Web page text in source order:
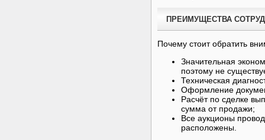
ПРЕИМУЩЕСТВА
Почему стоит обратить
Значительная
поэтому не
Техническая
Оформление
Расчёт по сделке
сумма от продажи;
Все аукционы
расположены.